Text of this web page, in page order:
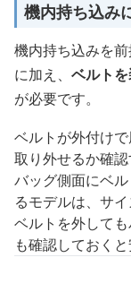
機内持ち込み
機内持ち込みを
に加え、 ベルト
が必要です。
ベルトが外付け
取り外せるか確認
バッグ側面にベ
るモデルは、サ
ベルトを外して
も確認しておく